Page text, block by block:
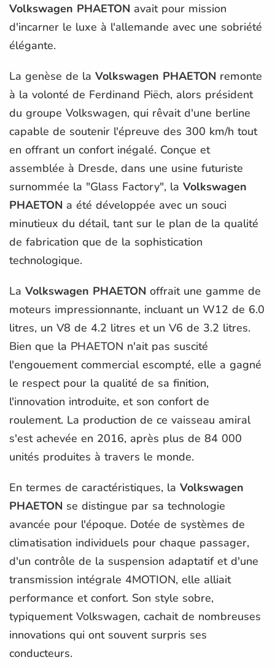
Volkswagen PHAETON avait pour mission
d'incarner le luxe à l'allemande avec une sobriété
élégante.
La genèse de la Volkswagen PHAETON remonte
à la volonté de Ferdinand Piëch, alors président
du groupe Volkswagen, qui rêvait d'une berline
capable de soutenir l'épreuve des 300 km/h tout
en offrant un confort inégalé. Conçue et
assemblée à Dresde, dans une usine futuriste
surnommée la "Glass Factory", la Volkswagen
PHAETON a été développée avec un souci
minutieux du détail, tant sur le plan de la qualité
de fabrication que de la sophistication
technologique.
La Volkswagen PHAETON offrait une gamme de
moteurs impressionnante, incluant un W12 de 6.0
litres, un V8 de 4.2 litres et un V6 de 3.2 litres.
Bien que la PHAETON n'ait pas suscité
l'engouement commercial escompté, elle a gagné
le respect pour la qualité de sa finition,
l'innovation introduite, et son confort de
roulement. La production de ce vaisseau amiral
s'est achevée en 2016, après plus de 84 000
unités produites à travers le monde.
En termes de caractéristiques, la Volkswagen
PHAETON se distingue par sa technologie
avancée pour l'époque. Dotée de systèmes de
climatisation individuels pour chaque passager,
d'un contrôle de la suspension adaptatif et d'une
transmission intégrale 4MOTION, elle alliait
performance et confort. Son style sobre,
typiquement Volkswagen, cachait de nombreuses
innovations qui ont souvent surpris ses
conducteurs.